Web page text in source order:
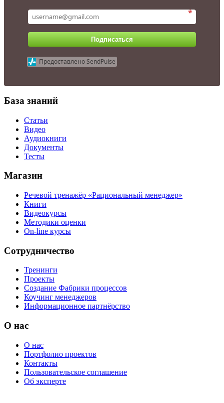
*
Подписаться
Предоставлено SendPulse
База знаний
Статьи
Видео
Аудиокниги
Документы
Тесты
Магазин
Речевой тренажёр «Рациональный менеджер»
Книги
Видеокурсы
Методики оценки
On-line курсы
Сотрудничество
Тренинги
Проекты
Создание Фабрики процессов
Коучинг менеджеров
Информационное партнёрство
О нас
О нас
Портфолио проектов
Контакты
Пользовательское соглашение
Об эксперте